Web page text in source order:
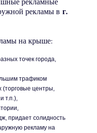
рекламы в г.
на крыше:
точек города,
трафиком
центры,
т.п.),
придает солидность
рекламу на